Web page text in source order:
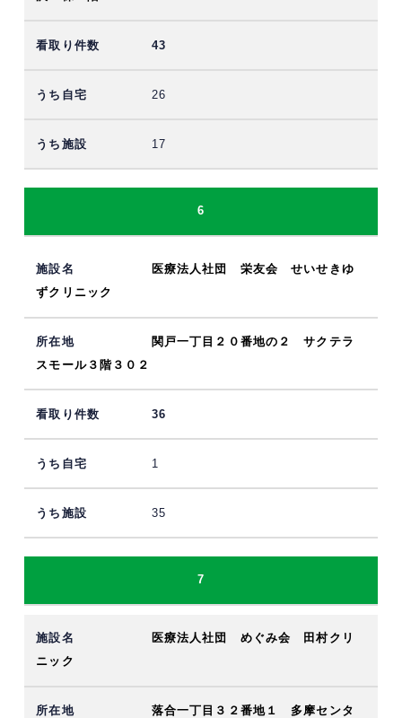
43
26
17
6
医療法人社団 栄友会 せいせきゆ
ずクリニック
関戸一丁目２０番地の２ サクテラ
スモール３階３０２
36
1
35
7
医療法人社団 めぐみ会 田村クリ
ニック
落合一丁目３２番地１ 多摩センタ